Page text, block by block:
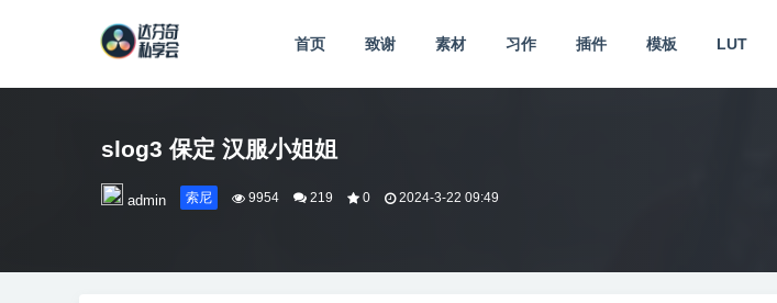
首页 致谢 素材 习作 插件 模板 LUT
slog3 保定 汉服小姐姐
admin 索尼 9954 219 0 2024-3-22 09:49